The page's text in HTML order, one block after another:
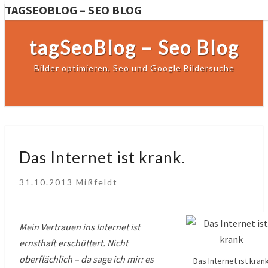
TAGSEOBLOG – SEO BLOG
tagSeoBlog – Seo Blog
Bilder optimieren, Seo und Google Bildersuche
Internet
Das Internet ist krank.
31.10.2013 Mißfeldt
Das Internet ist
Mein Vertrauen ins Internet ist
ernsthaft erschüttert. Nicht
oberflächlich – da sage ich mir: es